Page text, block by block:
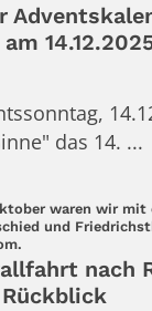
das 14. ...
waren wir mit
und
nach